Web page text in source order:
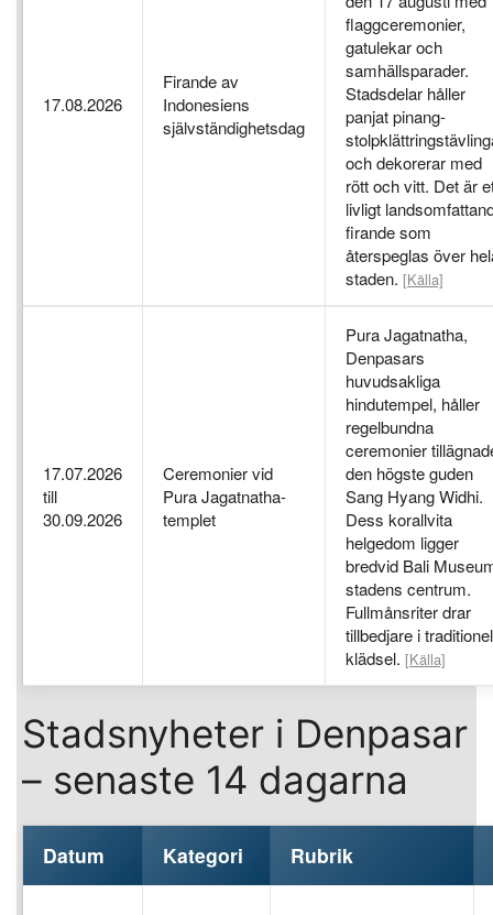
17.08.2026
Firande av
Indonesiens
självständighetsdag
flaggceremonier,
gatulekar och
samhällsparader.
Stadsdelar håller
panjat pinang-
och dekorerar med
rött och vitt. Det är
livligt
firande som
återspeglas över
staden. [Källa]
17.07.2026
till
30.09.2026
Ceremonier vid
Pura Jagatnatha-
templet
Pura Jagatnatha,
Denpasars
huvudsakliga
hindutempel, håller
regelbundna
ceremonier
den högste guden
Sang Hyang Widhi.
Dess korallvita
helgedom ligger
bredvid Bali
stadens centrum.
Fullmånsriter drar
tillbedjare i
klädsel. [Källa]
Stadsnyheter i Denpasar
– senaste 14 dagarna
Datum Kategori Rubrik